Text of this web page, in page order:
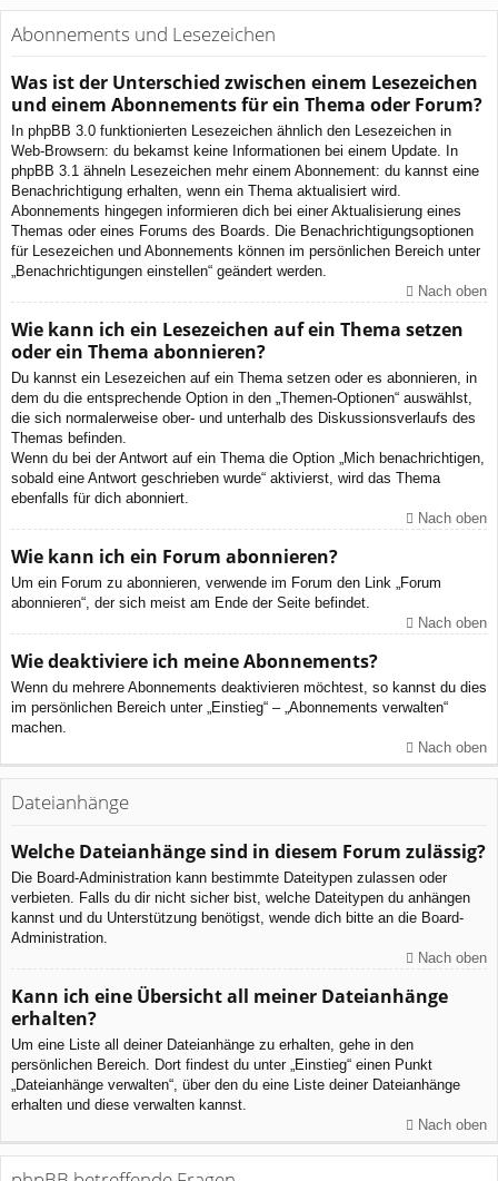
Abonnements und Lesezeichen
Was ist der Unterschied zwischen einem Lesezeichen
und einem Abonnements für ein Thema oder Forum?
In phpBB 3.0 funktionierten Lesezeichen ähnlich den Lesezeichen in
Web-Browsern: du bekamst keine Informationen bei einem Update. In
phpBB 3.1 ähneln Lesezeichen mehr einem Abonnement: du kannst eine
Benachrichtigung erhalten, wenn ein Thema aktualisiert wird.
Abonnements hingegen informieren dich bei einer Aktualisierung eines
Themas oder eines Forums des Boards. Die Benachrichtigungsoptionen
für Lesezeichen und Abonnements können im persönlichen Bereich unter
„Benachrichtigungen einstellen“ geändert werden.
Nach oben
Wie kann ich ein Lesezeichen auf ein Thema setzen
oder ein Thema abonnieren?
Du kannst ein Lesezeichen auf ein Thema setzen oder es abonnieren, in
dem du die entsprechende Option in den „Themen-Optionen“ auswählst,
die sich normalerweise ober- und unterhalb des Diskussionsverlaufs des
Themas befinden.
Wenn du bei der Antwort auf ein Thema die Option „Mich benachrichtigen,
sobald eine Antwort geschrieben wurde“ aktivierst, wird das Thema
ebenfalls für dich abonniert.
Nach oben
Wie kann ich ein Forum abonnieren?
Um ein Forum zu abonnieren, verwende im Forum den Link „Forum
abonnieren“, der sich meist am Ende der Seite befindet.
Nach oben
Wie deaktiviere ich meine Abonnements?
Wenn du mehrere Abonnements deaktivieren möchtest, so kannst du dies
im persönlichen Bereich unter „Einstieg“ – „Abonnements verwalten“
machen.
Nach oben
Dateianhänge
Welche Dateianhänge sind in diesem Forum zulässig?
Die Board-Administration kann bestimmte Dateitypen zulassen oder
verbieten. Falls du dir nicht sicher bist, welche Dateitypen du anhängen
kannst und du Unterstützung benötigst, wende dich bitte an die Board-
Administration.
Nach oben
Kann ich eine Übersicht all meiner Dateianhänge
erhalten?
Um eine Liste all deiner Dateianhänge zu erhalten, gehe in den
persönlichen Bereich. Dort findest du unter „Einstieg“ einen Punkt
„Dateianhänge verwalten“, über den du eine Liste deiner Dateianhänge
erhalten und diese verwalten kannst.
Nach oben